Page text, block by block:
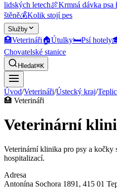
lidských letech🍖Krmná dávka psa
štěně💰Kolik stojí pes
Služby
🏥Veterináři🏠Útulky🛏️Psí hotely
Chovatelské stanice
Hledat⌘K
Úvod/Veterináři/Ústecký kraj/
🏥 Veterináři
Veterinární
Veterinární klinika pro psy a kočky
hospitalizací.
Adresa
Antonína Sochora 1891, 415 01